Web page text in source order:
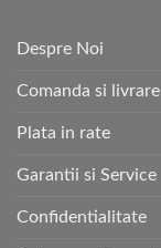
Despre Noi
Comanda si livrare
Plata in rate
Garantii si Service
Confidentialitate